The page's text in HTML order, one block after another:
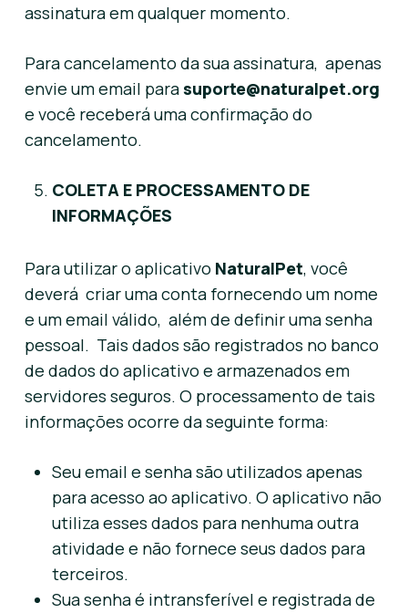
assinatura em qualquer momento.
Para cancelamento da sua assinatura, apenas
envie um email para suporte@naturalpet.org
e você receberá uma confirmação do
cancelamento.
COLETA E PROCESSAMENTO DE
INFORMAÇÕES
Para utilizar o aplicativo NaturalPet, você
deverá criar uma conta fornecendo um nome
e um email válido, além de definir uma senha
pessoal. Tais dados são registrados no banco
de dados do aplicativo e armazenados em
servidores seguros. O processamento de tais
informações ocorre da seguinte forma:
Seu email e senha são utilizados apenas
para acesso ao aplicativo. O aplicativo não
utiliza esses dados para nenhuma outra
atividade e não fornece seus dados para
terceiros.
Sua senha é intransferível e registrada de